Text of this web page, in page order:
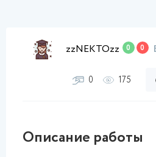
zzNEKTOzz 0 0
0 175
Описание работы